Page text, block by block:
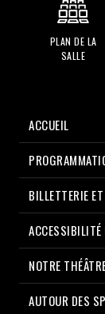
PLAN DE LA
SALLE
ACCUEIL
BILLETTERIE
ACCESSIBILITÉ
NOTRE
AUTOUR DES